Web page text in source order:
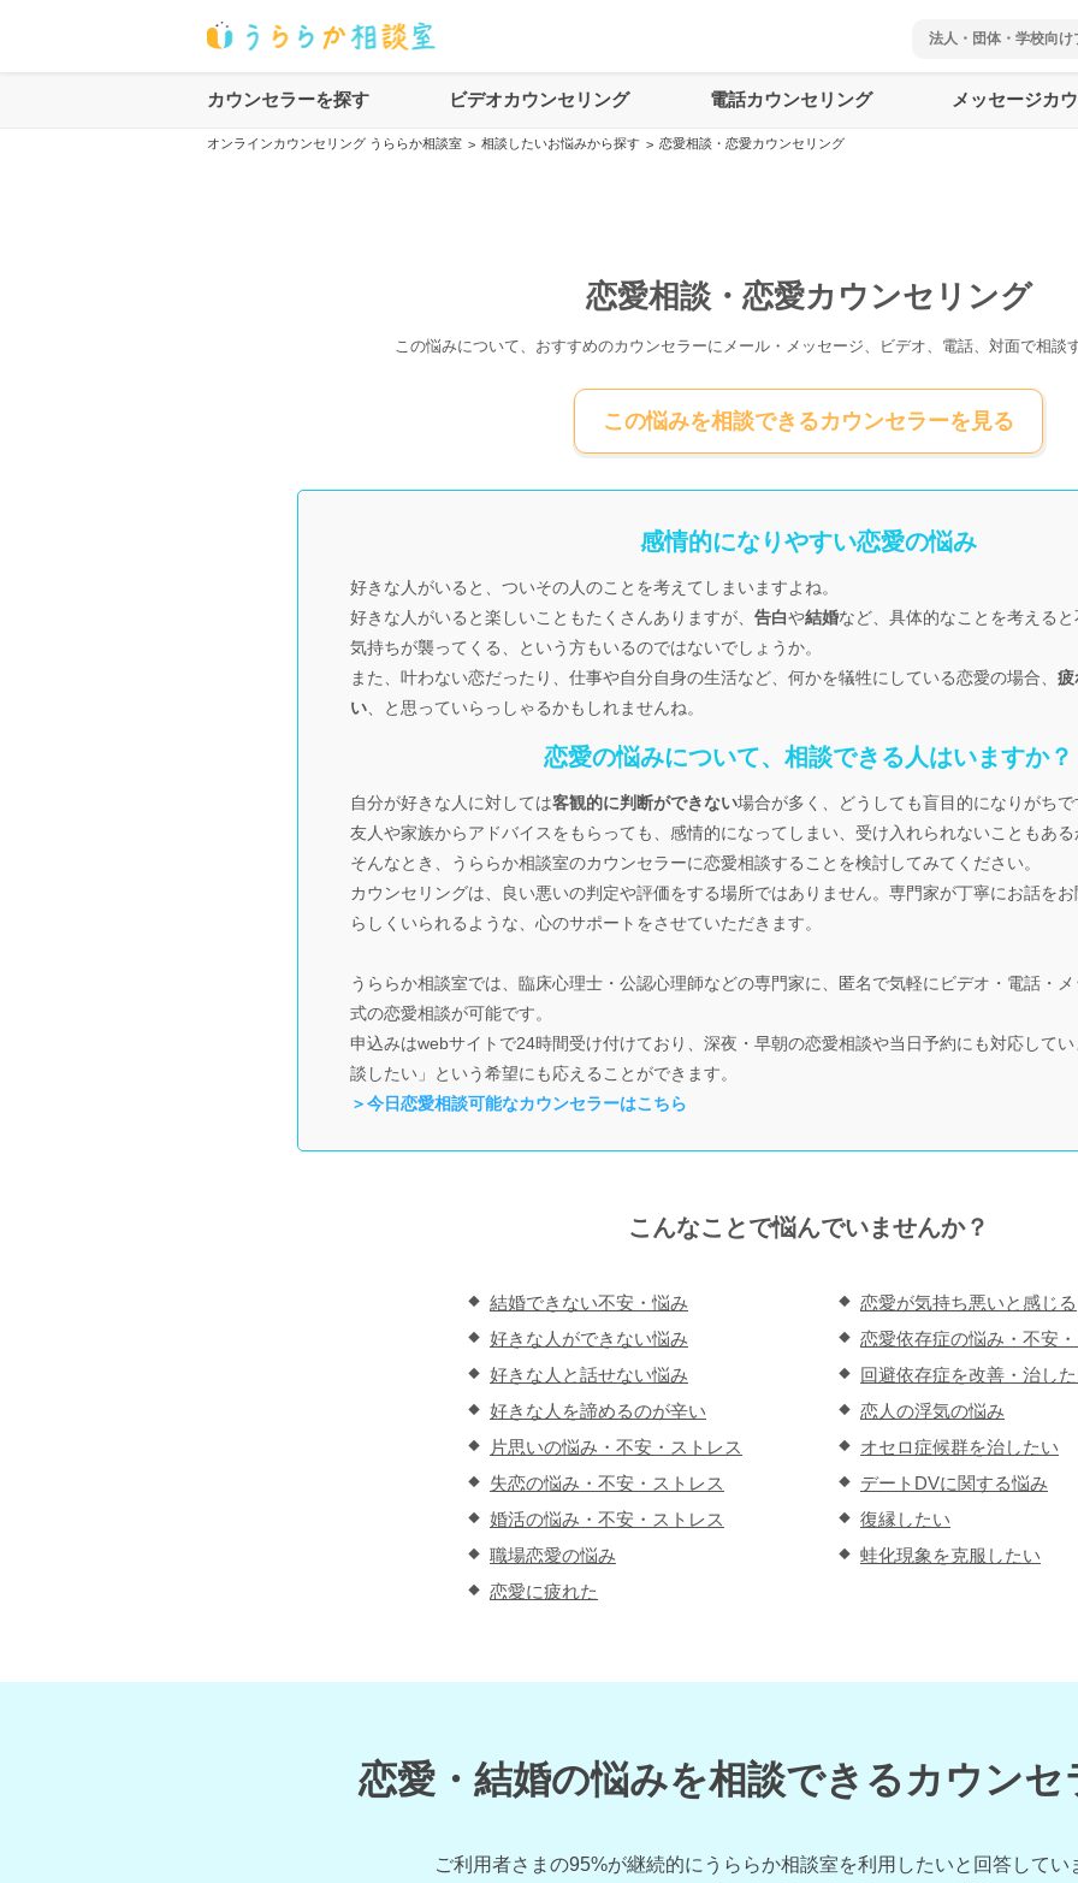
法人・団体・学校向け
カウンセラーを探す ビデオカウンセリング 電話カウンセリング メッセージカ
オンラインカウンセリング うららか相談室 > 相談したいお悩みから探す > 恋愛相談・恋愛カウンセリング
恋愛相談・恋愛カウンセリング
この悩みについて、おすすめのカウンセラーにメール・メッセージ、ビデオ、電話、対面で相談
この悩みを相談できるカウンセラーを見る
感情的になりやすい恋愛の悩み
好きな人がいると、ついその人のことを考えてしまいますよね。
好きな人がいると楽しいこともたくさんありますが、 告白や結婚など、具体的なことを考える
気持ちが襲ってくる、という方もいるのではないでしょうか。
また、叶わない恋だったり、仕事や自分自身の生活など、何かを犠牲にしている恋愛の場合、 疲
い 、と思っていらっしゃるかもしれませんね。
恋愛の悩みについて、相談できる人はいますか？
自分が好きな人に対しては客観的に判断ができない場合が多く、どうしても盲目的になりがちで
友人や家族からアドバイスをもらっても、感情的になってしまい、受け入れられないこともある
そんなとき、うららか相談室のカウンセラーに恋愛相談することを検討してみてください。
カウンセリングは、良い悪いの判定や評価をする場所ではありません。専門家が丁寧にお話を
らしくいられるような、心のサポートをさせていただきます。
うららか相談室では、臨床心理士・公認心理師などの専門家に、匿名で気軽にビデオ・電話・
式の恋愛相談が可能です。
申込みはwebサイトで24時間受け付けており、深夜・早朝の恋愛相談や当日予約にも対応して
談したい」という希望にも応えることができます。
＞今日恋愛相談可能なカウンセラーはこちら
こんなことで悩んでいませんか？
結婚できない不安・悩み
好きな人ができない悩み
好きな人と話せない悩み
好きな人を諦めるのが辛い
片思いの悩み・不安・ストレス
失恋の悩み・不安・ストレス
婚活の悩み・不安・ストレス
職場恋愛の悩み
恋愛に疲れた
恋愛が気持ち悪いと感じる
恋愛依存症の悩み・不安
回避依存症を改善・治し
恋人の浮気の悩み
オセロ症候群を治したい
デートDVに関する悩み
復縁したい
蛙化現象を克服したい
恋愛・結婚の悩みを相談できるカウンセ
ご利用者さまの95%が継続的にうららか相談室を利用したいと回答してい